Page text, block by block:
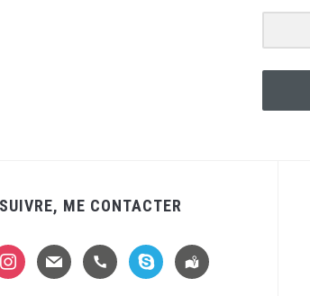
ME CONTACTER
mail handsetskype
location-
alt